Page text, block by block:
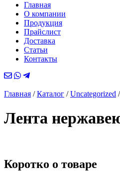
Главная
О компании
Продукция
Прайслист
Доставка
Статьи
Контакты
Главная /Каталог /Uncategorized /
Лента
Коротко о товаре